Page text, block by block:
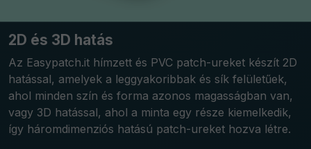
2D és 3D hatás
Az Easypatch.it hímzett és PVC patch-ureket készít 2D
hatással, amelyek a leggyakoribbak és sík felületűek,
ahol minden szín és forma azonos magasságban van,
vagy 3D hatással, ahol a minta egy része kiemelkedik,
így háromdimenziós hatású patch-ureket hozva létre.